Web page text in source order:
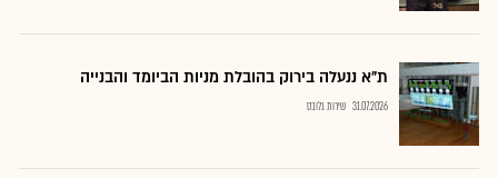
ת"א ננעלה בירוק בהובלת מניות הביומד והבנייה
31.07.2026 שירות גלובס